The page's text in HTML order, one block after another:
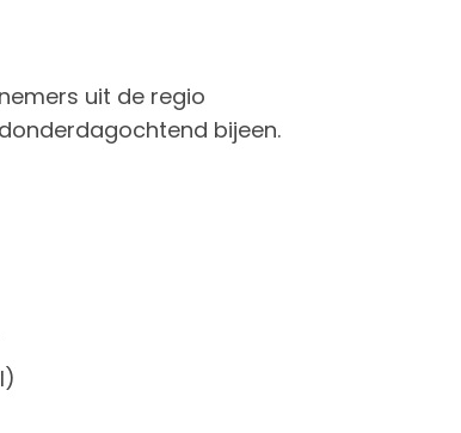
uit de regio
bijeen.